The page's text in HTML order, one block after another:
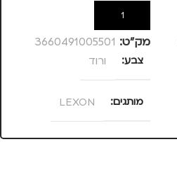
הוספה לסל
מק”ט: 3660491005501
צבע ורוד
מותגים LEXON